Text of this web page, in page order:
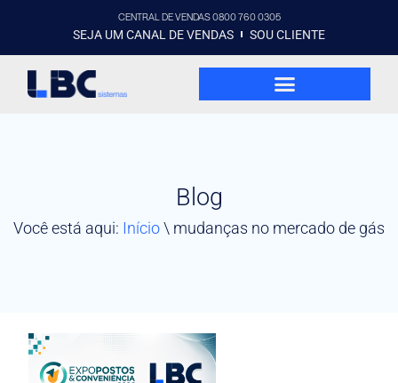
CENTRAL DE VENDAS 0800 760 0305
SEJA UM CANAL DE VENDAS SOU CLIENTE
Blog
Você está aqui: Início\ mudanças no mercado de gás